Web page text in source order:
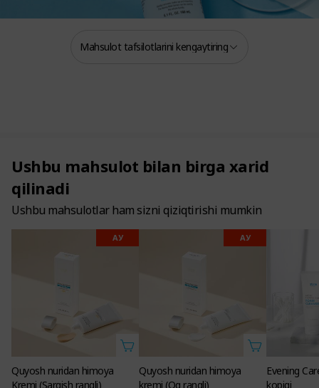
Mahsulot tafsilotlarini kengaytiring
Ushbu mahsulot bilan birga xarid
qilinadi
Ushbu mahsulotlar ham sizni qiziqtirishi mumkin
АУ
Quyosh nuridan himoya
Kremi (Sargish rangli)
АУ
Quyosh nuridan himoya
kremi (Oq rangli)
Evening
kopigi